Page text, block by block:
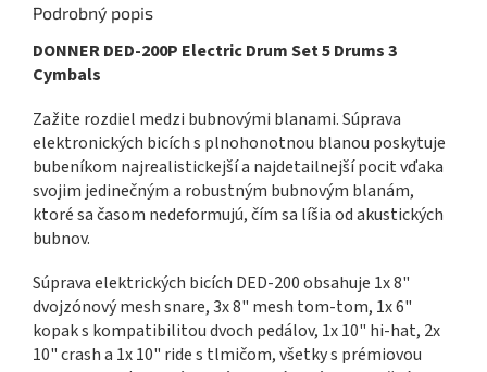
Podrobný popis
DONNER DED-200P Electric Drum Set 5 Drums 3
Cymbals
Zažite rozdiel medzi bubnovými blanami. Súprava
elektronických bicích s plnohonotnou blanou poskytuje
bubeníkom najrealistickejší a najdetailnejší pocit vďaka
svojim jedinečným a robustným bubnovým blanám,
ktoré sa časom nedeformujú, čím sa líšia od akustických
bubnov.
Súprava elektrických bicích DED-200 obsahuje 1x 8"
dvojzónový mesh snare, 3x 8" mesh tom-tom, 1x 6"
kopak s kompatibilitou dvoch pedálov, 1x 10" hi-hat, 2x
10" crash a 1x 10" ride s tlmičom, všetky s prémiovou